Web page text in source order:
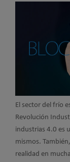
El sector del frío
Revolución
industrias 4.0 es
mismos.
realidad en